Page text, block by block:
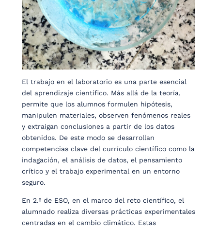
El trabajo en el laboratorio es una parte esencial
del aprendizaje científico. Más allá de la teoría,
permite que los alumnos formulen hipótesis,
manipulen materiales, observen fenómenos reales
y extraigan conclusiones a partir de los datos
obtenidos. De este modo se desarrollan
competencias clave del currículo científico como la
indagación, el análisis de datos, el pensamiento
crítico y el trabajo experimental en un entorno
seguro.
En 2.º de ESO, en el marco del reto científico, el
alumnado realiza diversas prácticas experimentales
centradas en el cambio climático. Estas